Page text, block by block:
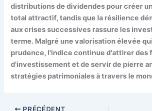
distributions de dividendes pour créer
total attractif, tandis que la résilience
aux crises successives rassure les
terme. Malgré une valorisation élevée
prudence, l'indice continue d'attirer des
d'investissement et de servir de pierre
stratégies patrimoniales à travers le
PRÉCÉDENT